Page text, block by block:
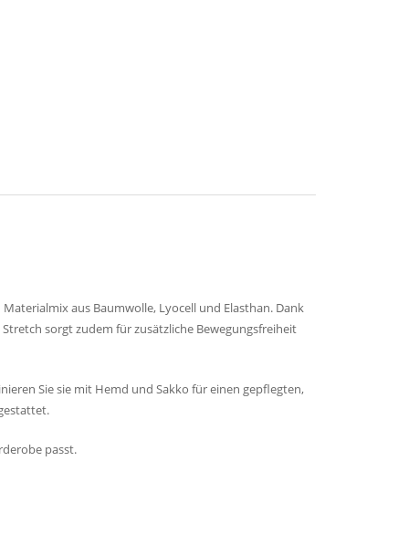
aus Baumwolle, Lyocell und Elasthan. Dank
sorgt zudem für zusätzliche Bewegungsfreiheit
Sie sie mit Hemd und Sakko für einen gepflegten,
passt.